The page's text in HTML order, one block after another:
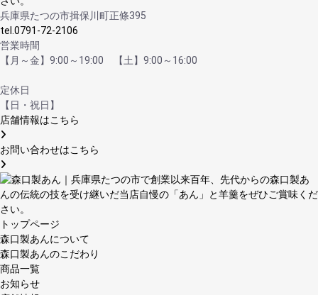
兵庫県たつの市揖保川町正條395
tel.0791-72-2106
営業時間
【月～金】9:00～19:00 【土】9:00～16:00
定休日
【日・祝日】
店舗情報はこちら
お問い合わせはこちら
トップページ
森口製あんについて
森口製あんのこだわり
商品一覧
お知らせ